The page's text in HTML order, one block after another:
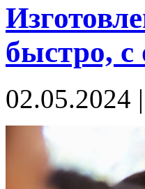
быстро,
02.05.2024